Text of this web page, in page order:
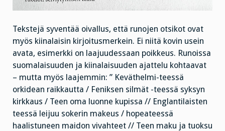
Tekstejä syventää oivallus, että runojen otsikot ovat
myös kiinalaisin kirjoitusmerkein. Ei niitä kovin usein
avata, esimerkki on laajuudessaan poikkeus. Runoissa
suomalaisuuden ja kiinalaisuuden ajattelu kohtaavat
– mutta myös laajemmin: ” Keväthelmi-teessä
orkidean raikkautta / Feniksen silmät -teessä syksyn
kirkkaus / Teen oma luonne kupissa // Englantilaisten
teessä leijuu sokerin makeus / hopeateessä
haalistuneen maidon vivahteet // Teen maku ja tuoksu